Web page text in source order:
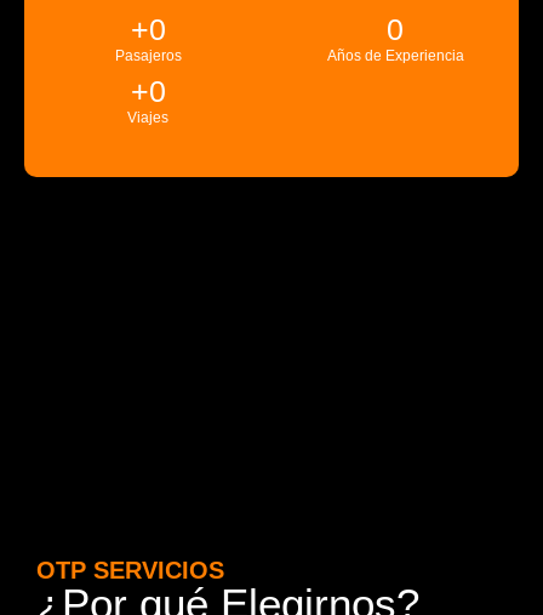
Pasajeros
+0
Años de Experiencia
0
Viajes
+0
OTP SERVICIOS
¿Por qué Elegirnos?